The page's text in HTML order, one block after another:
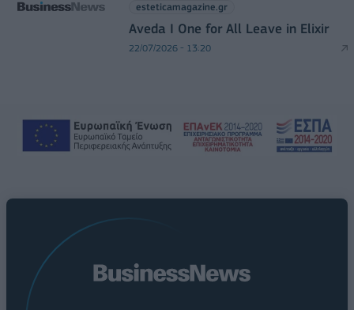
esteticamagazine.gr
Aveda I One for All Leave in Elixir
22/07/2026 - 13:20